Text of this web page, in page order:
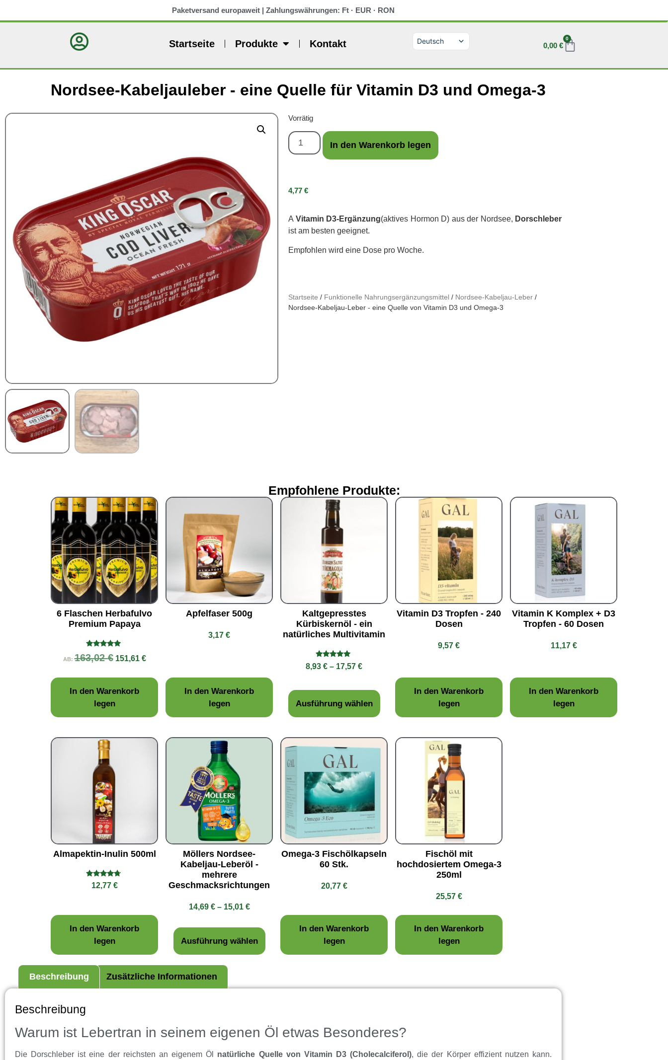
Paketversand europaweit | Zahlungswährungen: Ft · EUR · RON
Startseite Produkte Kontakt
Deutsch
Română
0,00€
0
Nordsee-Kabeljauleber - eine Quelle für Vitamin D3 und Omega-3
Vorrätig
In den Warenkorb legen
4,77 €
A Vitamin D3-Ergänzung(aktives Hormon D) aus der Nordsee, Dorschleber
ist am besten geeignet.
Empfohlen wird eine Dose pro Woche.
Startseite / Funktionelle Nahrungsergänzungsmittel / Nordsee-Kabeljau-Leber /
Nordsee-Kabeljau-Leber - eine Quelle von Vitamin D3 und Omega-3
Empfohlene Produkte:
6 Flaschen Herbafulvo
Premium Papaya
Bewertet
mit
AB:163,02€ 151,61 €
In den Warenkorb
legen
Apfelfaser 500g
3,17 €
In den Warenkorb
legen
Kaltgepresstes
Kürbiskernöl - ein
natürliches Multivitamin
Bewertet
mit
8,93 € – 17,57 €
Ausführung wählen
Vitamin D3 Tropfen - 240
Dosen
9,57 €
In den Warenkorb
legen
Vitamin K Komplex + D3
Tropfen - 60 Dosen
11,17 €
In den Warenkorb
legen
Almapektin-Inulin 500ml
Bewertet
mit
12,77 €
In den Warenkorb
legen
Möllers Nordsee-
Kabeljau-Leberöl -
mehrere
Geschmacksrichtungen
14,69 € – 15,01 €
Ausführung wählen
Omega-3 Fischölkapseln
60 Stk.
20,77 €
In den Warenkorb
legen
Fischöl mit
hochdosiertem Omega-3
250ml
25,57 €
In den Warenkorb
legen
Beschreibung Zusätzliche Informationen
Beschreibung
Warum ist Lebertran in seinem eigenen Öl etwas Besonderes?
Die Dorschleber ist eine der reichsten an eigenem Öl natürliche Quelle von Vitamin D3 (Cholecalciferol), die der Körper effizient nutzen kann.